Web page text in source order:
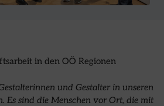
in den OÖ Regionen
und Gestalter in unseren
Es sind die Menschen vor Ort, die mit